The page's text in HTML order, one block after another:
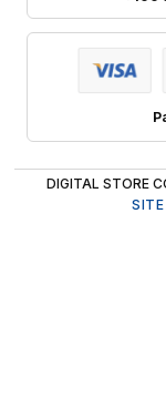
DIGITAL STORE